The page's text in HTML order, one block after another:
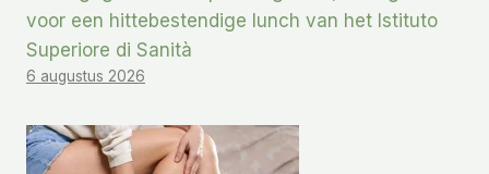
voor een hittebestendige lunch van het Istituto
Superiore di Sanità
6 augustus 2026